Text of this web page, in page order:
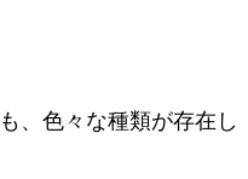
、色々な種類が存在し